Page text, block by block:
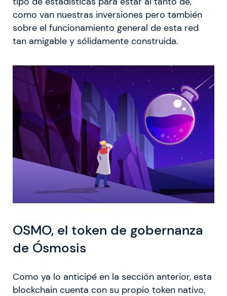
como van nuestras inversiones pero también
sobre el funcionamiento general de esta red
tan amigable y sólidamente construida.
OSMO, el token de gobernanza
de Ósmosis
Como ya lo anticipé en la sección anterior, esta
blockchain cuenta con su propio token nativo,